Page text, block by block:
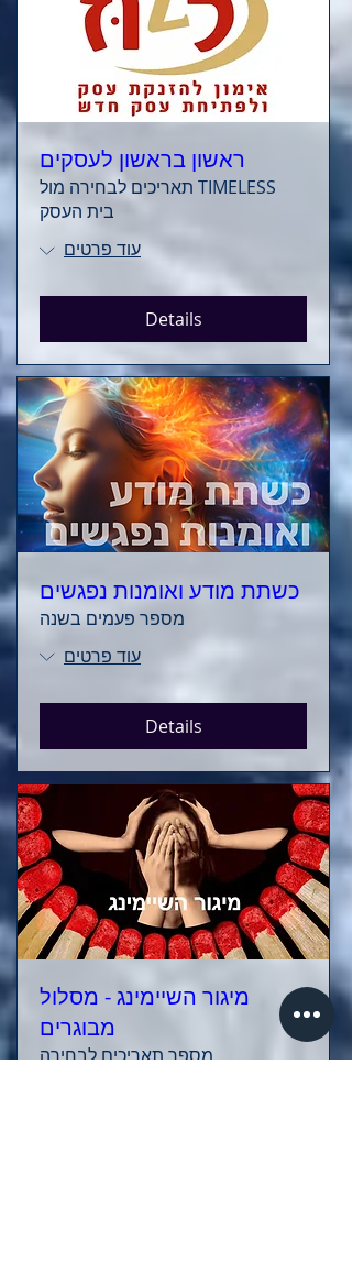
ראשון בראשון לעסקים
TIMELESS תאריכים לבחירה מול
בית העסק
עוד פרטים
Details
כשתת מודע ואומנות נפגשים
מספר פעמים בשנה
עוד פרטים
Details
מיגור השיימינג - מסלול
מבוגרים
מספר תאריכים לבחירה